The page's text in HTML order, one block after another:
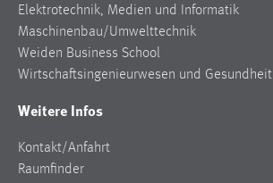
Elektrotechnik, Medien und Informatik
Maschinenbau/Umwelttechnik
Weiden Business School
Wirtschaftsingenieurwesen und Gesundheit
Weitere Infos
Kontakt/Anfahrt
Raumfinder